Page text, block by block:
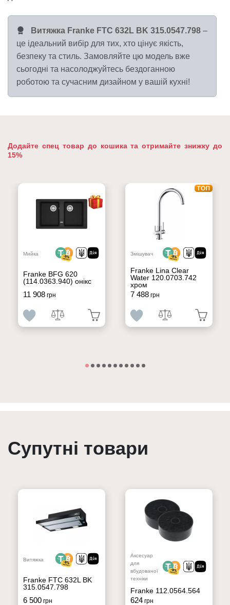
Витяжка Franke FTC 632L BK 315.0547.798 –
це ідеальний вибір для тих, хто цінує якість,
безпеку та стиль. Замовляйте цю модель вже
сьогодні та насолоджуйтесь бездоганною
роботою та сучасним дизайном у вашій кухні!
Додайте спец товар до кошика та отримайте знижку до
15%
Мийка
Franke BFG 620
(114.0363.940) онікс
11 908грн
Змішувач
Franke Lina Clear
Water 120.0703.742
хром
7 488грн
Супутні товари
Витяжка
Franke FTC 632L BK
315.0547.798
6 500грн
Аксесуар
для
вбудованої
техніки
Franke 112.0564.564
624грн